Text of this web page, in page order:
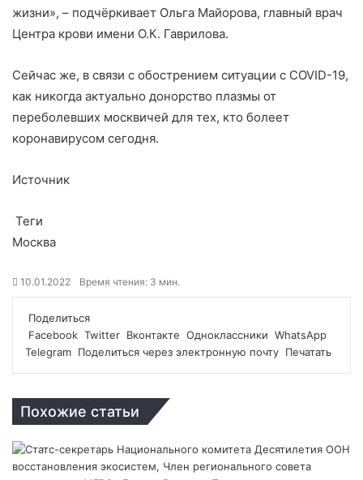
жизни», – подчёркивает Ольга Майорова, главный врач
Центра крови имени О.К. Гаврилова.
Сейчас же, в связи с обострением ситуации с COVID-19,
как никогда актуально донорство плазмы от
переболевших москвичей для тех, кто болеет
коронавирусом сегодня.
Источник
Теги
Москва
10.01.2022 Время чтения: 3 мин.
Поделиться
Facebook Twitter Вконтакте Одноклассники WhatsApp
Telegram Поделиться через электронную почту Печатать
Похожие статьи